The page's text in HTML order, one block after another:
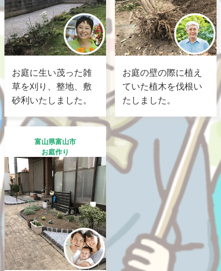
お庭に生い茂った雑
草を刈り、整地、敷
砂利いたしました。
お庭の壁の際に植え
ていた植木を伐根い
たしました。
富山県富山市
お庭作り